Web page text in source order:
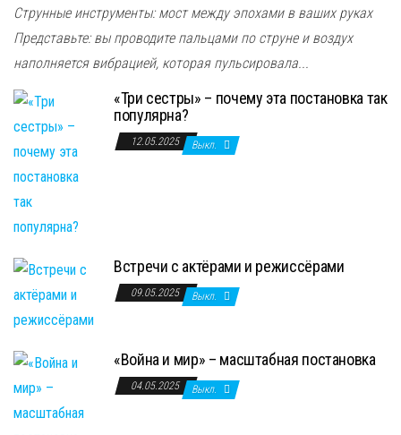
Струнные инструменты: мост между эпохами в ваших руках
Представьте: вы проводите пальцами по струне и воздух
наполняется вибрацией, которая пульсировала...
«Три сестры» – почему эта постановка так
популярна?
12.05.2025 Выкл.
Встречи с актёрами и режиссёрами
09.05.2025 Выкл.
«Война и мир» – масштабная постановка
04.05.2025 Выкл.